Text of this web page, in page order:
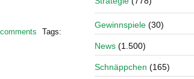
Tags:
Gewinnspiele (30)
News (1.500)
Schnäppchen (165)